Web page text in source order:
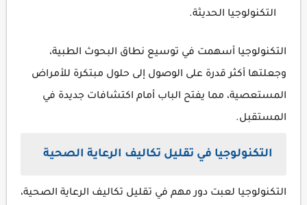
التكنولوجيا الحديثة.
التكنولوجيا أسهمت في توسيع نطاق البحوث الطبية،
وجعلتها أكثر قدرة على الوصول إلى حلول مبتكرة للأمراض
المستعصية، مما يفتح الباب أمام اكتشافات جديدة في
المستقبل.
التكنولوجيا في تقليل تكاليف الرعاية الصحية
التكنولوجيا لعبت دور مهم في تقليل تكاليف الرعاية الصحية،